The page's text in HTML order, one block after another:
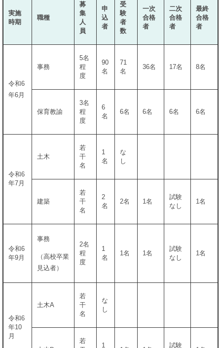
実施
時期
職種
募
集
人
員
申
込
者
受
験
者
数
一次
合格
者
二次
合格
者
最終
合格
者
令和6
年6月
事務
5名
程
度
90
名
71
名
36名 17名 8名
保育教諭
3名
程
度
6
名
6名 6名 6名 6名
令和6
年7月
土木
若
干
名
1
名
な
し
建築
若
干
名
2
名
2名 1名
試験
なし
1名
令和6
年9月
事務
（高校卒業
見込者）
2名
程
度
1
名
1名 1名
試験
なし
1名
令和6
年10
月
土木A
若
干
名
な
し
若
1
試験